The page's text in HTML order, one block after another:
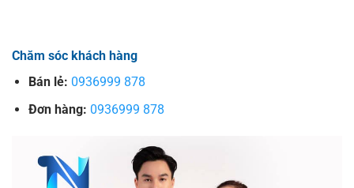
Chăm sóc khách hàng
Bán lẻ: 0936999 878
Đơn hàng: 0936999 878